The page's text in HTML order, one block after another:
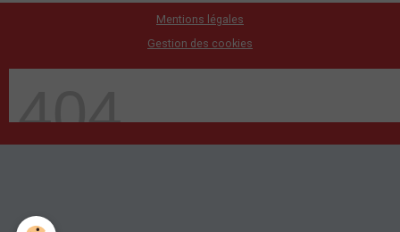
Mentions légales
Gestion des cookies